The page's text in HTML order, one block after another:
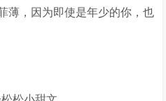
薄，因为即使是年少的你，也